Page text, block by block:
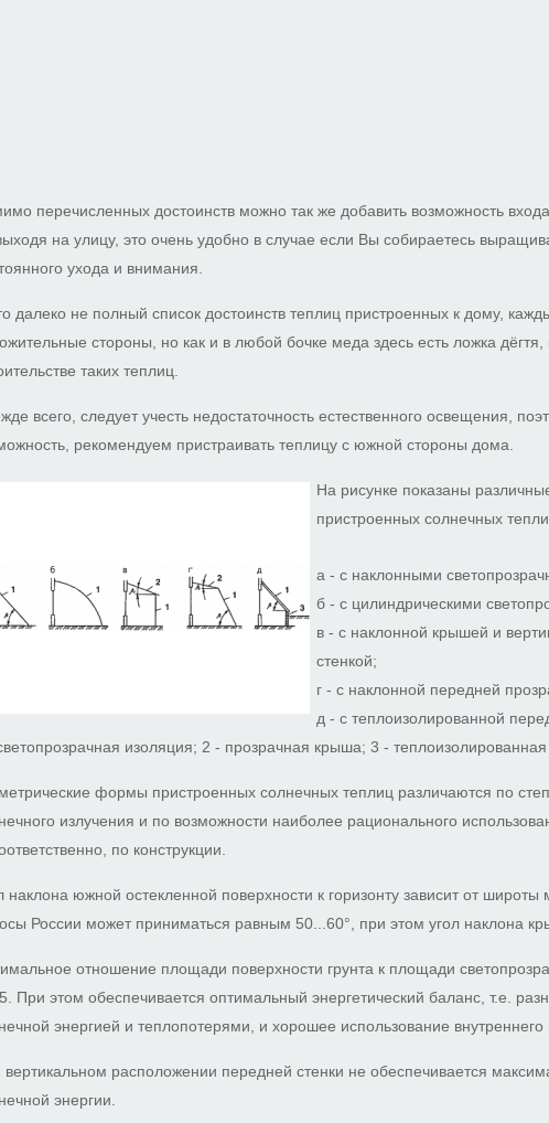
перечисленных достоинств можно так же добавить возможность
на улицу, это очень удобно в случае если Вы собираетесь
ухода и внимания.
далеко не полный список достоинств теплиц пристроенных к дому,
стороны, но как и в любой бочке меда здесь есть ложка дёгтя,
таких теплиц.
всего, следует учесть недостаточность естественного освещения,
рекомендуем пристраивать теплицу с южной стороны дома.
На рисунке показаны
пристроенных солнечных
а - с наклонными
б - с цилиндрическими
в - с наклонной крышей и
стенкой;
г - с наклонной передней
д - с теплоизолированной
изоляция; 2 - прозрачная крыша; 3 - теплоизолированная
формы пристроенных солнечных теплиц различаются по
излучения и по возможности наиболее рационального
по конструкции.
наклона южной остекленной поверхности к горизонту зависит от широты
России может приниматься равным 50...60°, при этом угол наклона
отношение площади поверхности грунта к площади
При этом обеспечивается оптимальный энергетический баланс, т.е.
энергией и теплопотерями, и хорошее использование внутреннего
вертикальном расположении передней стенки не обеспечивается
энергии.